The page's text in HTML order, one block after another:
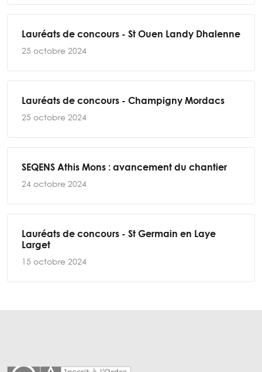
Lauréats de concours - St Ouen Landy Dhalenne
25 octobre 2024
Lauréats de concours - Champigny Mordacs
25 octobre 2024
SEQENS Athis Mons : avancement du chantier
24 octobre 2024
Lauréats de concours - St Germain en Laye
Larget
15 octobre 2024